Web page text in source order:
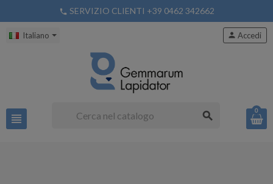
phone SERVIZIO CLIENTI +39 0462 342662
Italiano
view_headline search
person Accedi
0